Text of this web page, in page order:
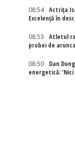
08:54
Actriţa
Excelenţă în
08:53
Atletul
probei de
08:50
Dan
energetică: